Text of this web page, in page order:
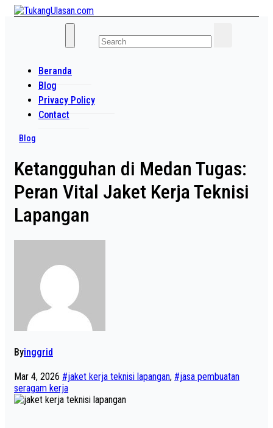
Skip
TukangUlasan.com
Beranda
Blog
Privacy Policy
Contact
Blog
Ketangguhan di Medan Tugas:
Peran Vital Jaket Kerja Teknisi
Lapangan
Byinggrid
Mar 4, 2026 #jaket kerja teknisi lapangan, #jasa pembuatan
seragam kerja